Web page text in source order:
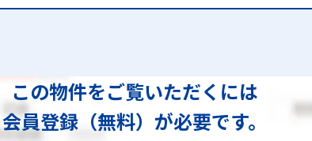
この物件をご覧いただくには
会員登録（無料）が必要です。